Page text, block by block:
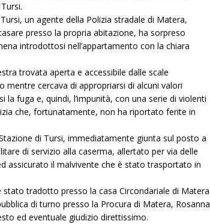
un agente della Polizia stradale di Matera,
presso la propria abitazione, ha sorpreso
introdottosi nell’appartamento con la chiara
trovata aperta e accessibile dalle scale
mentre cercava di appropriarsi di alcuni valori
la fuga e, quindi, l’impunità, con una serie di violenti
che, fortunatamente, non ha riportato ferite in
di Tursi, immediatamente giunta sul posto a
di servizio alla caserma, allertato per via delle
assicurato il malvivente che è stato trasportato in
tradotto presso la casa Circondariale di Matera
di turno presso la Procura di Matera, Rosanna
ed eventuale giudizio direttissimo.